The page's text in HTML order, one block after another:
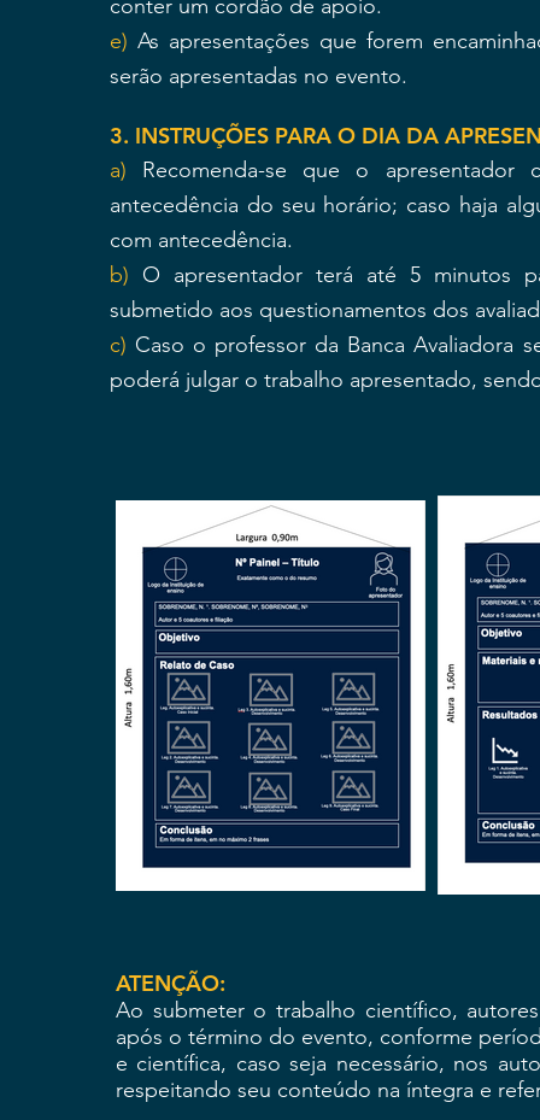
conter um cordão de apoio.
e)As apresentações que forem
serão apresentadas no evento.
3. INSTRUÇÕES PARA O DIA DA
a) Recomenda-se que o
antecedência do seu horário; caso haja
com antecedência.
b) O apresentador terá até 5 minutos
submetido aos questionamentos dos
c) Caso o professor da Banca Avaliadora
poderá julgar o trabalho apresentado,
ATENÇÃO:
Ao submeter o trabalho científico,
após o término do evento, conforme
e científica, caso seja necessário, nos
respeitando seu conteúdo na íntegra e